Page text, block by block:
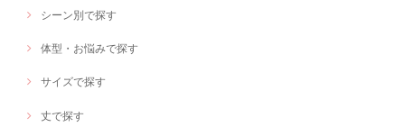
シーン別で探す
体型・お悩みで探す
サイズで探す
丈で探す